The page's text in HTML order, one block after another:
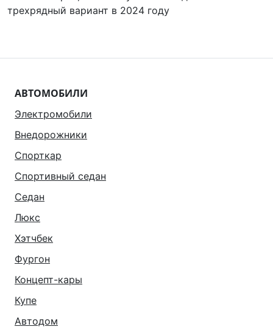
трехрядный вариант в 2024 году
АВТОМОБИЛИ
Электромобили
Внедорожники
Спорткар
Спортивный седан
Седан
Люкс
Хэтчбек
Фургон
Концепт-кары
Купе
Автодом